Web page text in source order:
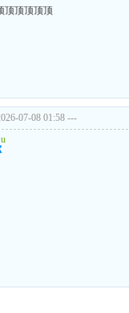
顶顶顶顶顶
07-08 01:58 ---
u